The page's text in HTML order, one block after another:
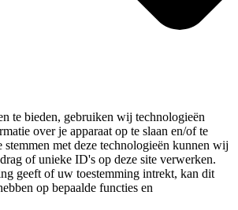
te bieden, gebruiken wij technologieën
over je apparaat op te slaan en/of te
met deze technologieën kunnen wij
of unieke ID's op deze site verwerken.
geeft of uw toestemming intrekt, kan dit
op bepaalde functies en